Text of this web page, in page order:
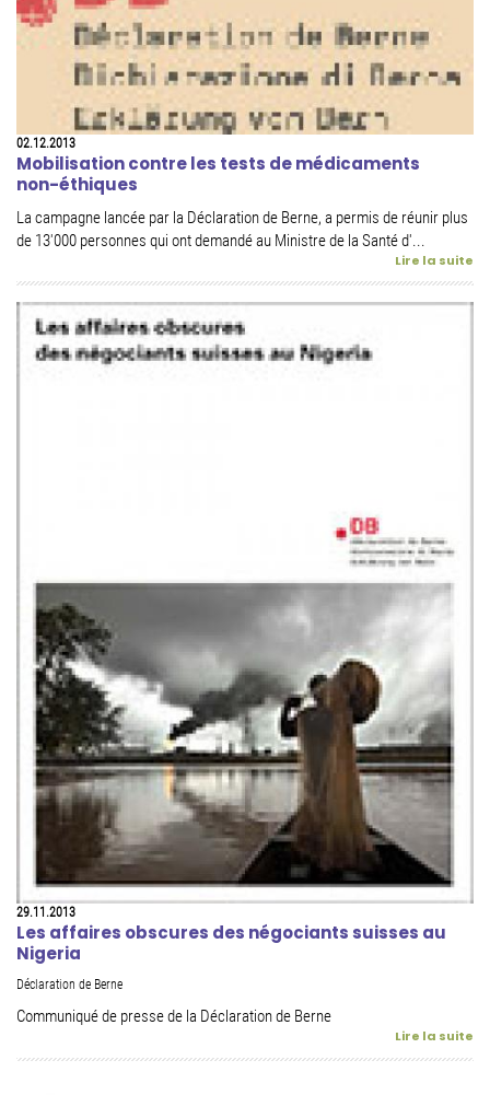
02.12.2013
Mobilisation contre les tests de médicaments
non-éthiques
La campagne lancée par la Déclaration de Berne, a permis de réunir plus
de 13'000 personnes qui ont demandé au Ministre de la Santé d'...
Lire la suite
29.11.2013
Les affaires obscures des négociants suisses au
Nigeria
Déclaration de Berne
Communiqué de presse de la Déclaration de Berne
Lire la suite